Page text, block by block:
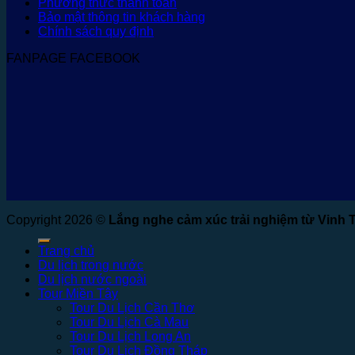
Bảo mật thông tin khách hàng
Chính sách quy định
FANPAGE FACEBOOK
Copyright 2026 © Lắng nghe cảm xúc trải nghiệm từ Vinh
Trang chủ
Du lịch trong nước
Du lịch nước ngoài
Tour Miền Tây
Tour Du Lịch Cần Thơ
Tour Du Lịch Cà Mau
Tour Du Lịch Long An
Tour Du Lịch Đồng Tháp